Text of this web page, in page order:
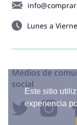
Este sitio
experiencia
Lunes a
Medios de
social